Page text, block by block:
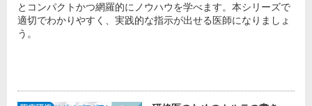
とコンパクトかつ網羅的にノウハウを学べます。本シリーズで
適切でわかりやすく、実践的な指示が出せる医師になりましょ
う。